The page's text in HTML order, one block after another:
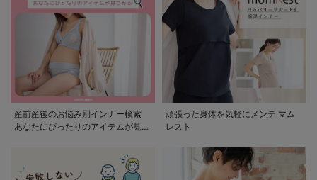
産前産後のお悩み別インナー検索
あなたにぴったりのアイテムが見つ
頑張った身体を気軽にメンテ マム
レスト